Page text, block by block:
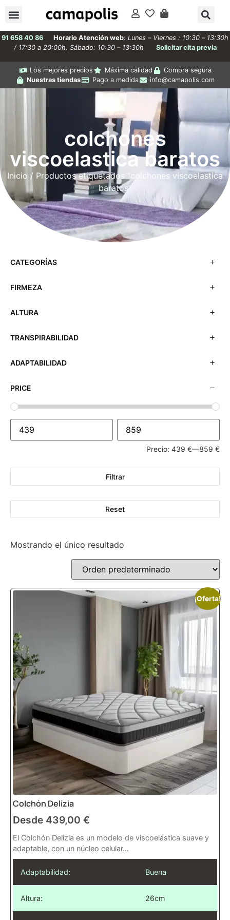
91 658 40 86 Horario Atención web: Lunes – Viernes : 10:30 – 13:30h
/ 17:30 a 20:00h. Sábado: 10:30 – 13:30h
Solicitar cita previa
Los mejores precios Máxima calidad
Compra segura
Nuestras tiendas
Pago a medida info@camapolis.com
colchones
viscoelastica baratos
Inicio / Productos etiquetados “colchones viscoelastica
baratos”
CATEGORÍAS
FIRMEZA
ALTURA
TRANSPIRABILIDAD
ADAPTABILIDAD
PRICE
Precio: 439 €—859 €
Filtrar
Reset
Mostrando el único resultado
¡Oferta!
Colchón Delizia
Desde 439,00 €
El Colchón Delizia es un modelo de viscoelástica suave y
adaptable, con un núcleo celular...
Adaptabilidad: Buena
Altura: 26cm